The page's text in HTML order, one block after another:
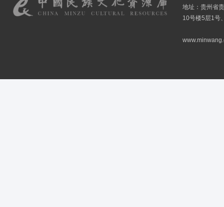
地址：贵州省
10号楼5层1号